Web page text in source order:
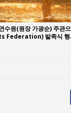
원(원장 가광순) 주관
발족식 행